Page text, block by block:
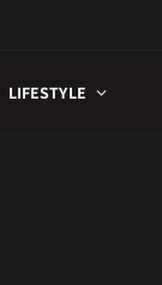
LIFESTYLE